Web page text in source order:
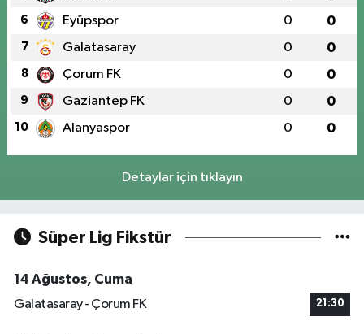
6 Eyüpspor 0 0
7 Galatasaray 0 0
8 Çorum FK 0 0
9 Gaziantep FK 0 0
10 Alanyaspor 0 0
Detaylar için tıklayın
Süper Lig Fikstür
14 Ağustos, Cuma
Galatasaray - Çorum FK
21:30